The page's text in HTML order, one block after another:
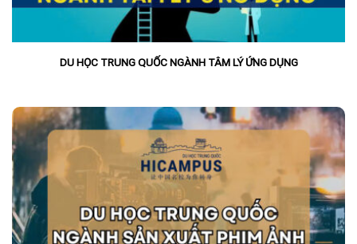
DU HỌC TRUNG QUỐC NGÀNH TÂM LÝ ỨNG DỤNG